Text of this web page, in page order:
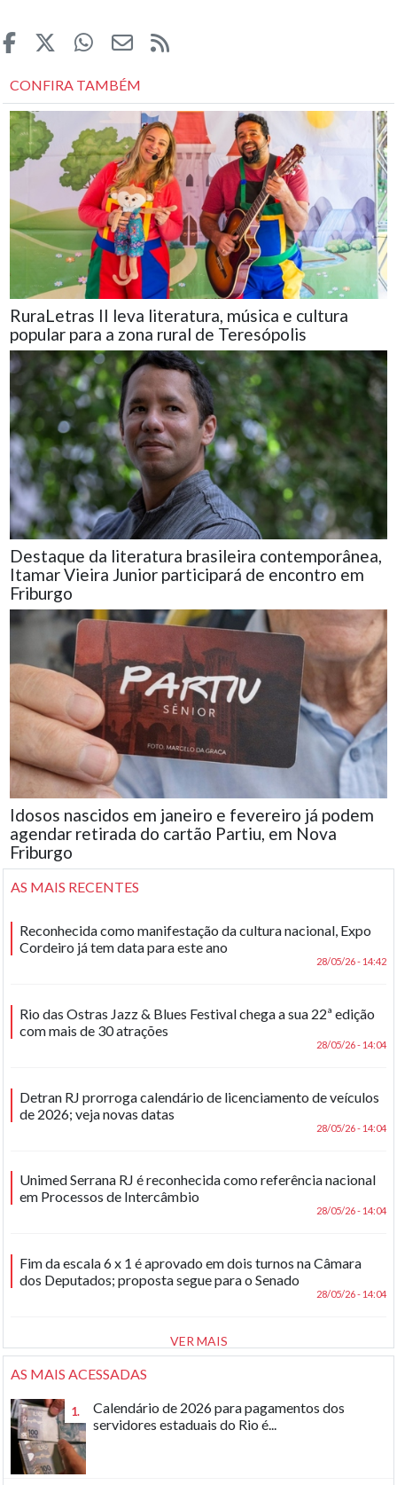
CONFIRA TAMBÉM
RuraLetras II leva literatura, música e cultura
popular para a zona rural de Teresópolis
Destaque da literatura brasileira contemporânea,
Itamar Vieira Junior participará de encontro em
Friburgo
Idosos nascidos em janeiro e fevereiro já podem
agendar retirada do cartão Partiu, em Nova
Friburgo
AS MAIS RECENTES
Reconhecida como manifestação da cultura nacional, Expo
Cordeiro já tem data para este ano
28/05/26 - 14:42
Rio das Ostras Jazz & Blues Festival chega a sua 22ª edição
com mais de 30 atrações
28/05/26 - 14:04
Detran RJ prorroga calendário de licenciamento de veículos
de 2026; veja novas datas
28/05/26 - 14:04
Unimed Serrana RJ é reconhecida como referência nacional
em Processos de Intercâmbio
28/05/26 - 14:04
Fim da escala 6 x 1 é aprovado em dois turnos na Câmara
dos Deputados; proposta segue para o Senado
28/05/26 - 14:04
VER MAIS
AS MAIS ACESSADAS
1.
Calendário de 2026 para pagamentos dos
servidores estaduais do Rio é...